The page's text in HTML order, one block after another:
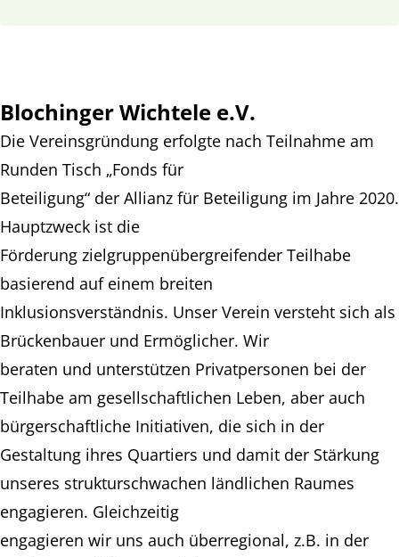
Blochinger Wichtele e.V.
Die Vereinsgründung erfolgte nach Teilnahme am
Runden Tisch „Fonds für
Beteiligung“ der Allianz für Beteiligung im Jahre 2020.
Hauptzweck ist die
Förderung zielgruppenübergreifender Teilhabe
basierend auf einem breiten
Inklusionsverständnis. Unser Verein versteht sich als
Brückenbauer und Ermöglicher. Wir
beraten und unterstützen Privatpersonen bei der
Teilhabe am gesellschaftlichen Leben, aber auch
bürgerschaftliche Initiativen, die sich in der
Gestaltung ihres Quartiers und damit der Stärkung
unseres strukturschwachen ländlichen Raumes
engagieren. Gleichzeitig
engagieren wir uns auch überregional, z.B. in der